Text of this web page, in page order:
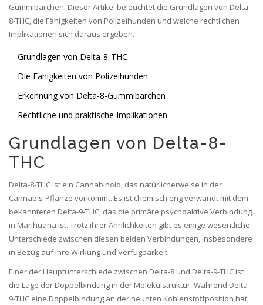
Gummibärchen. Dieser Artikel beleuchtet die Grundlagen von Delta-
8-THC, die Fähigkeiten von Polizeihunden und welche rechtlichen
Implikationen sich daraus ergeben.
Grundlagen von Delta-8-THC
Die Fähigkeiten von Polizeihunden
Erkennung von Delta-8-Gummibärchen
Rechtliche und praktische Implikationen
Grundlagen von Delta-8-
THC
Delta-8-THC ist ein Cannabinoid, das natürlicherweise in der
Cannabis-Pflanze vorkommt. Es ist chemisch eng verwandt mit dem
bekannteren Delta-9-THC, das die primäre psychoaktive Verbindung
in Marihuana ist. Trotz ihrer Ähnlichkeiten gibt es einige wesentliche
Unterschiede zwischen diesen beiden Verbindungen, insbesondere
in Bezug auf ihre Wirkung und Verfügbarkeit.
Einer der Hauptunterschiede zwischen Delta-8 und Delta-9-THC ist
die Lage der Doppelbindung in der Molekülstruktur. Während Delta-
9-THC eine Doppelbindung an der neunten Kohlenstoffposition hat,